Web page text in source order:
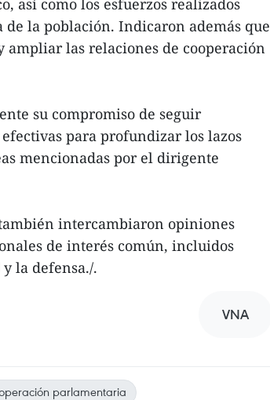
así como los esfuerzos realizados
la población. Indicaron además que
las relaciones de cooperación
su compromiso de seguir
para profundizar los lazos
mencionadas por el dirigente
intercambiaron opiniones
de interés común, incluidos
la defensa./.
VNA
parlamentaria